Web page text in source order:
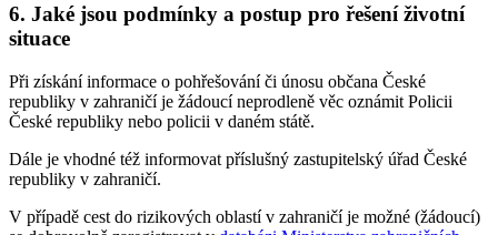
6. Jaké jsou podmínky a postup pro řešení životní
situace
Při získání informace o pohřešování či únosu občana České
republiky v zahraničí je žádoucí neprodleně věc oznámit Policii
České republiky nebo policii v daném státě.
Dále je vhodné též informovat příslušný zastupitelský úřad České
republiky v zahraničí.
V případě cest do rizikových oblastí v zahraničí je možné (žádoucí)